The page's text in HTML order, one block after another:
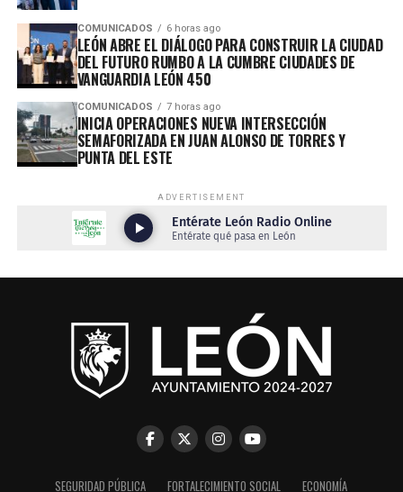
COMUNICADOS 6 horas ago
LEÓN ABRE EL DIÁLOGO PARA CONSTRUIR LA CIUDAD
DEL FUTURO RUMBO A LA CUMBRE CIUDADES DE
VANGUARDIA LEÓN 450
COMUNICADOS 7 horas ago
INICIA OPERACIONES NUEVA INTERSECCIÓN
SEMAFORIZADA EN JUAN ALONSO DE TORRES Y
PUNTA DEL ESTE
ADVERTISEMENT
SEGURIDAD PÚBLICA FORTALECIMIENTO SOCIAL ECONOMÍA